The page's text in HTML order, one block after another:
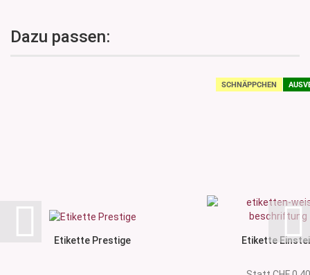
Dazu passen:
Etikette Prestige
SCHNÄPPCHEN
Etikette